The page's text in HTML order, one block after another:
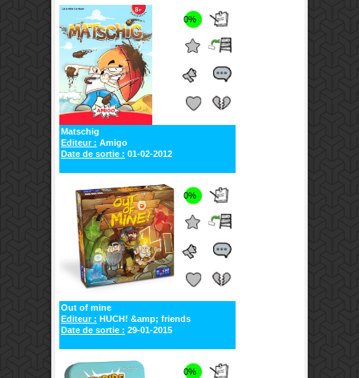
0%
Matschig
Editeur : Amigo
Date de sortie : 01-02-2012
0%
Out of mine
Editeur : HUCH! &amp; friends
Date de sortie : 29-01-2015
0%